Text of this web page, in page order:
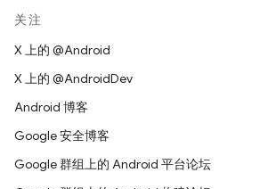
关注
X 上的 @Android
X 上的 @AndroidDev
Android 博客
Google 安全博客
Google 群组上的 Android 平台论坛